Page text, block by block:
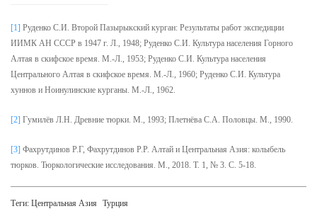
[1] Руденко С.И. Второй Пазырыкский курган: Результаты работ экспедиции
ИИМК АН СССР в 1947 г. Л., 1948; Руденко С.И. Культура населения Горного
Алтая в скифское время. М.-Л., 1953; Руденко С.И. Культура населения
Центрального Алтая в скифское время. М.-Л., 1960; Руденко С.И. Культура
хуннов и Ноинулинские курганы. М.-Л., 1962.
[2] Гумилёв Л.Н. Древние тюрки. М., 1993; Плетнёва С.А. Половцы. М., 1990.
[3] Фахрутдинов Р.Г, Фахрутдинов Р.Р. Алтай и Центральная Азия: колыбель
тюрков. Тюркологические исследования. М., 2018. Т. 1, № 3. С. 5-18.
Теги: Центральная Азия Турция